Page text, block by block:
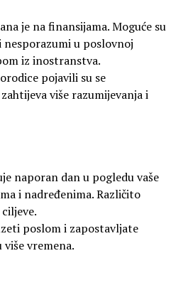
je na finansijama. Moguće su
nesporazumi u poslovnoj
iz inostranstva.
pojavili su se
više razumijevanja i
naporan dan u pogledu vaše
i nadređenima. Različito
poslom i zapostavljate
vremena.